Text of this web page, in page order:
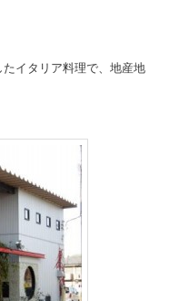
イタリア料理で、地産地